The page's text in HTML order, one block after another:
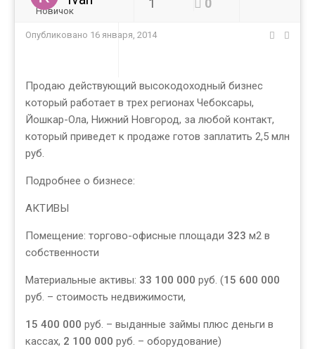
Новичок
1 0
Опубликовано 16 января, 2014
Продаю действующий высокодоходный бизнес
который работает в трех регионах Чебоксары,
Йошкар-Ола, Нижний Новгород, за любой контакт,
который приведет к продаже готов заплатить 2,5 млн
руб.
Подробнее о бизнесе:
АКТИВЫ
Помещение: торгово-офисные площади 323 м2 в
собственности
Материальные активы: 33 100 000 руб. (15 600 000
руб. – стоимость недвижимости,
15 400 000 руб. – выданные займы плюс деньги в
кассах, 2 100 000 руб. – оборудование)